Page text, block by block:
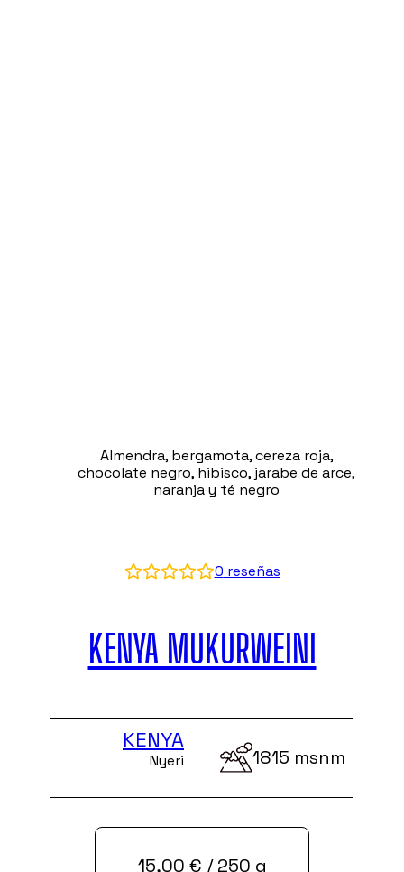
Almendra, bergamota, cereza roja,
chocolate negro, hibisco, jarabe de arce,
naranja y té negro
0 reseñas
KENYA MUKURWEINI
KENYA
Nyeri 1815 msnm
15,00 € / 250 g